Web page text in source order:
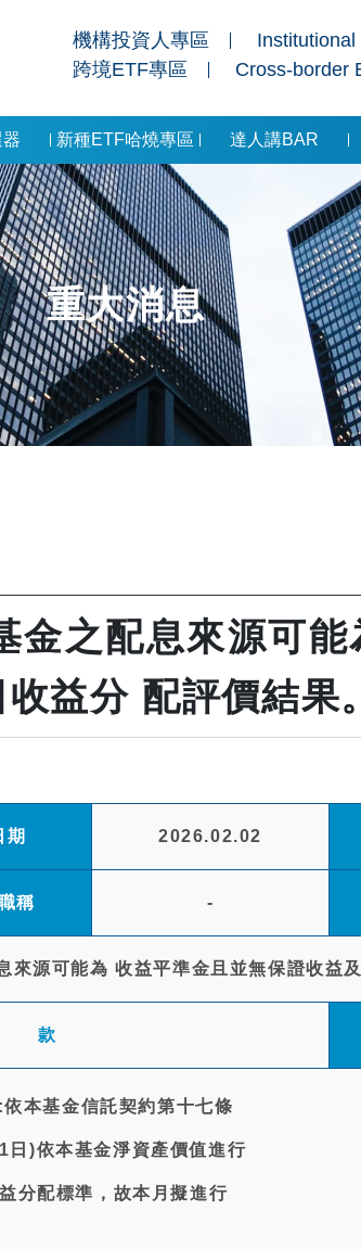
機構投資人專區
跨境ETF專區
Cross-border
新種ETF哈燒專區 達人講BAR
重大消息
金之配息來源可
益分 配評價結果。
期 2026.02.02
稱 -
源可能為 收益平準金且並無保證收益
款
本基金信託契約第十七條
)依本基金淨資產價值進行
分配標準，故本月擬進行